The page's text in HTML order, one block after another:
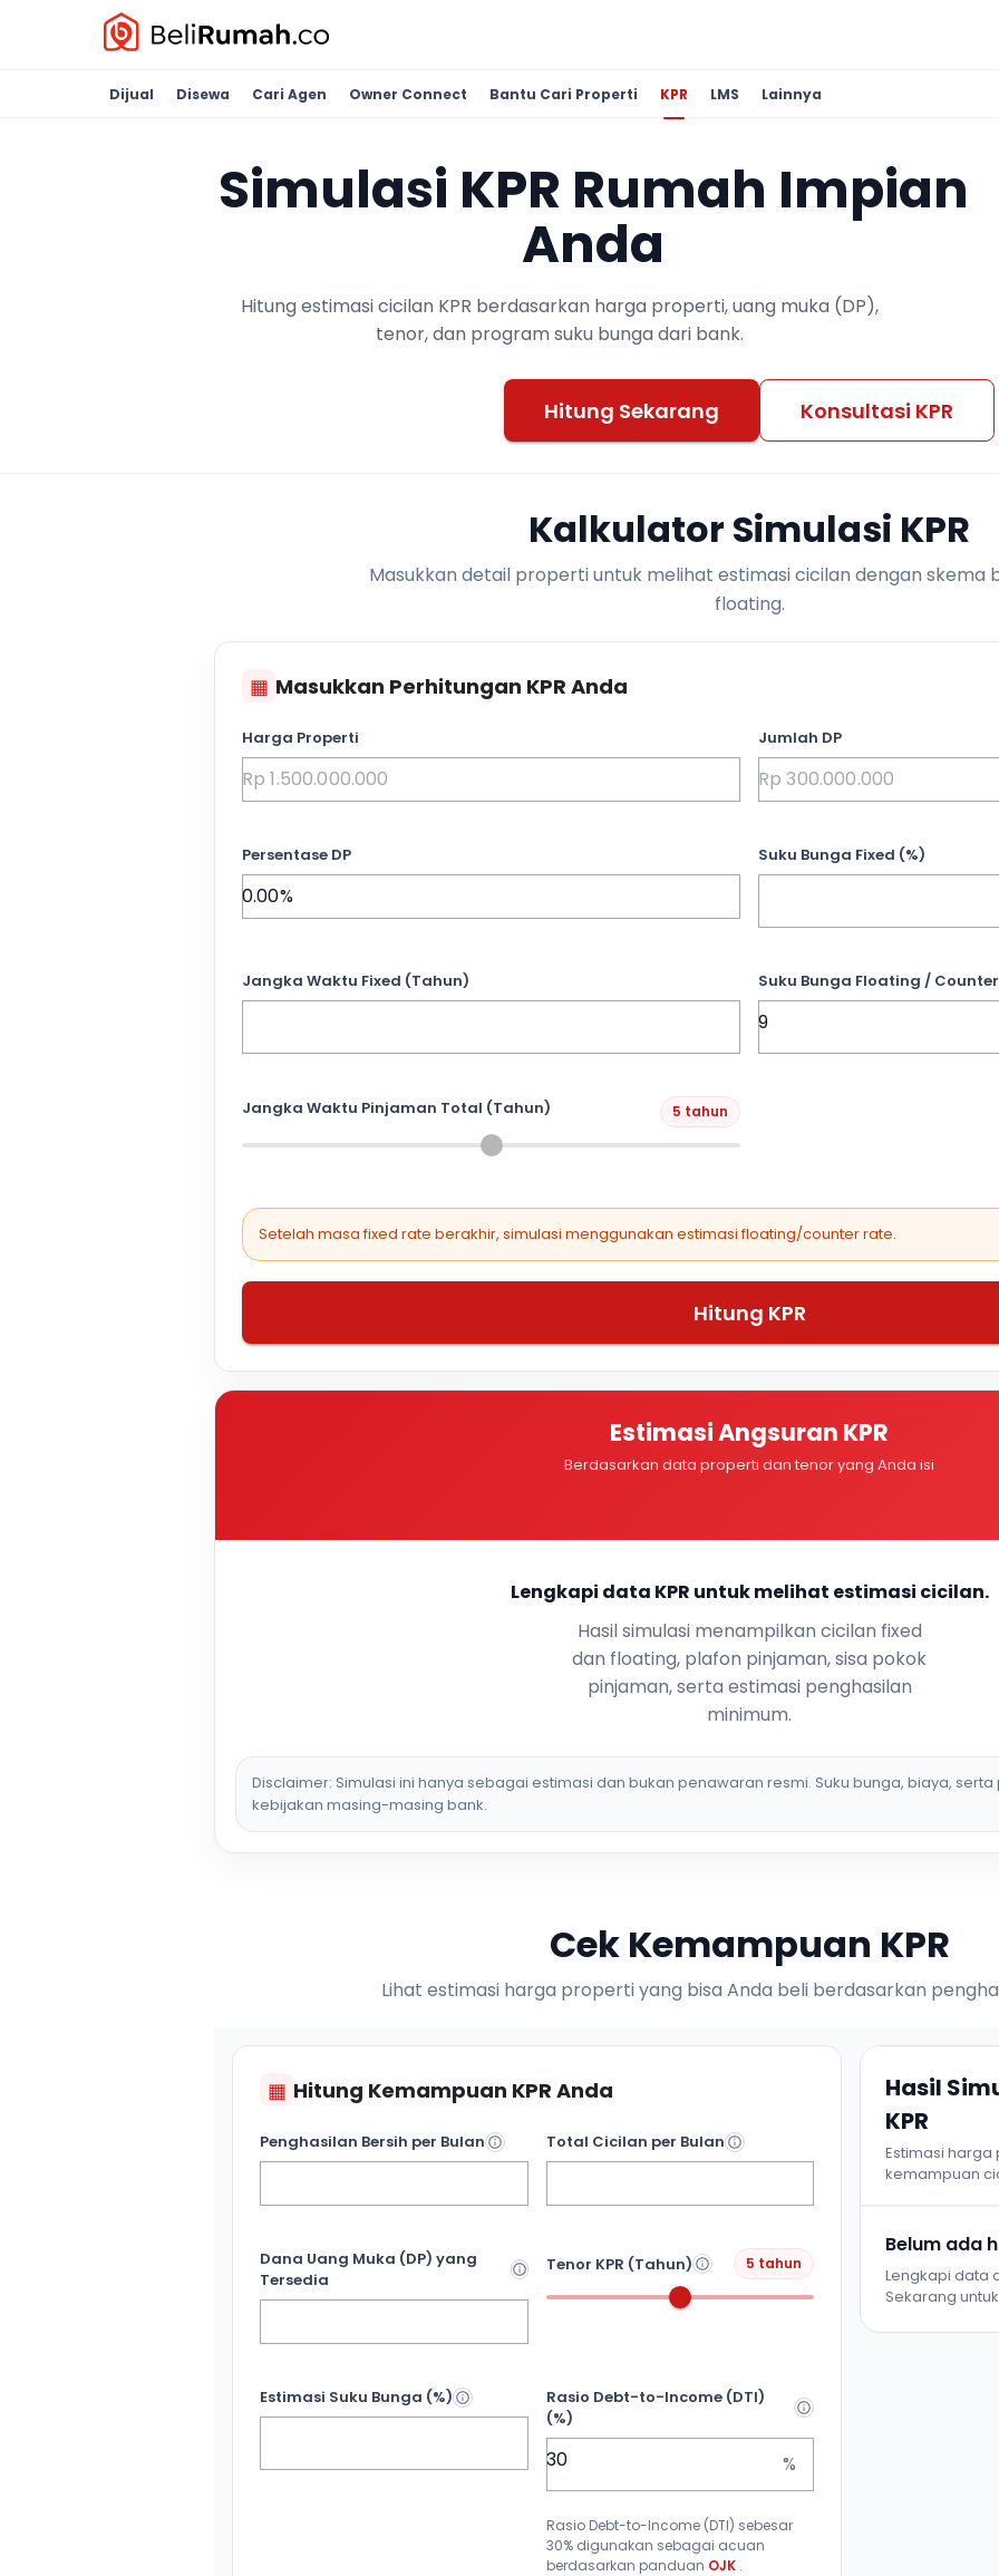
Dijual Disewa Cari Agen Owner Connect Bantu Cari Properti KPR LMS Lainnya
Simulasi KPR Rumah Impian
Anda
Hitung estimasi cicilan KPR berdasarkan harga properti, uang muka (DP),
tenor, dan program suku bunga dari bank.
Hitung Sekarang Konsultasi KPR
Kalkulator Simulasi KPR
Masukkan detail properti untuk melihat estimasi cicilan dengan skema
floating.
▦ Masukkan Perhitungan KPR Anda
Harga Properti Jumlah DP
Persentase DP Suku Bunga Fixed (%)
Jangka Waktu Fixed (Tahun) Suku Bunga Floating /
Jangka Waktu Pinjaman Total (Tahun) 5 tahun
Setelah masa fixed rate berakhir, simulasi menggunakan estimasi floating/counter rate.
Hitung KPR
Estimasi Angsuran KPR
Berdasarkan data properti dan tenor yang Anda isi
Lengkapi data KPR untuk melihat estimasi cicilan.
Hasil simulasi menampilkan cicilan fixed
dan floating, plafon pinjaman, sisa pokok
pinjaman, serta estimasi penghasilan
minimum.
Disclaimer: Simulasi ini hanya sebagai estimasi dan bukan penawaran resmi. Suku bunga, biaya,
kebijakan masing-masing bank.
Cek Kemampuan KPR
Lihat estimasi harga properti yang bisa Anda beli berdasarkan
▦ Hitung Kemampuan KPR Anda
Penghasilan Bersih per Bulan Total Cicilan per Bulan
Dana Uang Muka (DP) yang
Tersedia
Tenor KPR (Tahun) 5 tahun
Estimasi Suku Bunga (%)
Rasio Debt-to-Income (DTI)
(%)
%
Rasio Debt-to-Income (DTI) sebesar
30% digunakan sebagai acuan
berdasarkan panduan OJK .
Hasil
KPR
Estimasi
kemampuan
Belum ada
Lengkapi data
Sekarang